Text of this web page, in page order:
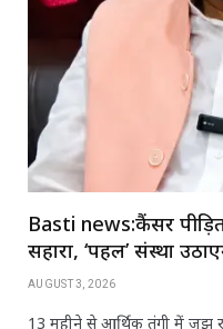
Basti news:कैंसर
सहारा, ‘पहल’ संस्था
AUGUST 3, 2026
13 महीने से आर्थिक तंगी में जूझ